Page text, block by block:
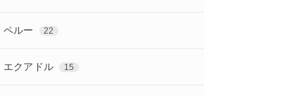
ペルー 22
エクアドル 15